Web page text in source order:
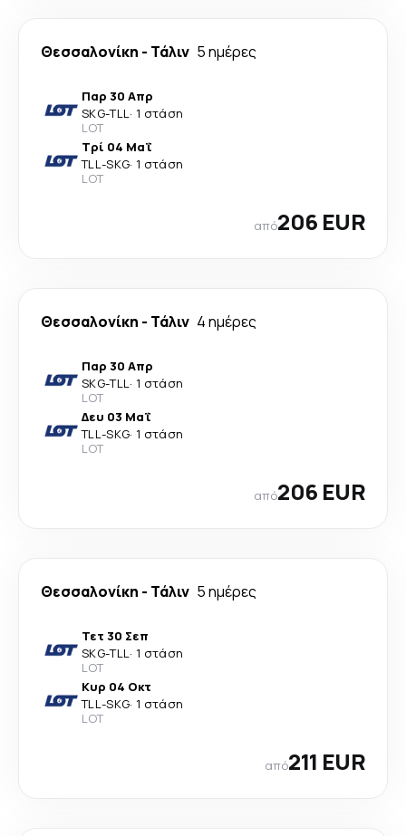
Θεσσαλονίκη - Τάλιν 5 ημέρες
Παρ 30 Απρ
SKG-TLL· 1 στάση
LOT
Τρί 04 Μαΐ
TLL-SKG· 1 στάση
LOT
από206 EUR
Θεσσαλονίκη - Τάλιν 4 ημέρες
Παρ 30 Απρ
SKG-TLL· 1 στάση
LOT
Δευ 03 Μαΐ
TLL-SKG· 1 στάση
LOT
από206 EUR
Θεσσαλονίκη - Τάλιν 5 ημέρες
Τετ 30 Σεπ
SKG-TLL· 1 στάση
LOT
Κυρ 04 Οκτ
TLL-SKG· 1 στάση
LOT
από211 EUR